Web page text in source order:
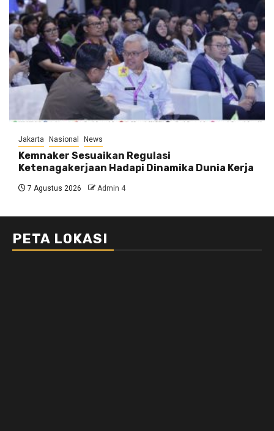
Jakarta Nasional News
Kemnaker Sesuaikan Regulasi
Ketenagakerjaan Hadapi Dinamika Dunia Kerja
7 Agustus 2026 Admin 4
PETA LOKASI